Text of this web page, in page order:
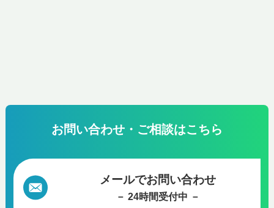
お問い合わせ・ご相談はこちら
メールでお問い合わせ
－ 24時間受付中 －